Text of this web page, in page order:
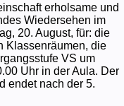
erholsame und
Wiedersehen im
20. August, für: die
Klassenräumen, die
VS um
Uhr in der Aula. Der
endet nach der 5.